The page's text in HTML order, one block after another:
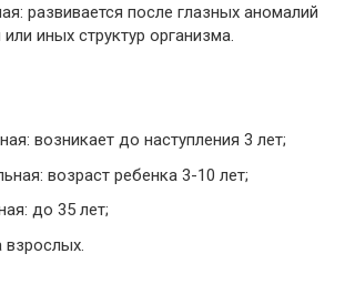
развивается после глазных аномалий
или иных структур организма.
возникает до наступления 3 лет;
возраст ребенка 3-10 лет;
до 35 лет;
взрослых.